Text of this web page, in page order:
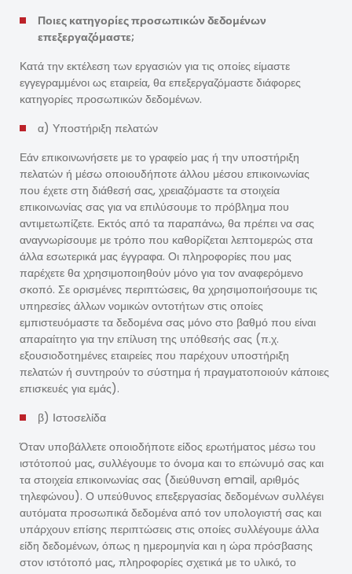
Ποιες κατηγορίες προσωπικών δεδομένων
επεξεργαζόμαστε;
Κατά την εκτέλεση των εργασιών για τις οποίες είμαστε
εγγεγραμμένοι ως εταιρεία, θα επεξεργαζόμαστε διάφορες
κατηγορίες προσωπικών δεδομένων.
α) Υποστήριξη πελατών
Εάν επικοινωνήσετε με το γραφείο μας ή την υποστήριξη
πελατών ή μέσω οποιουδήποτε άλλου μέσου επικοινωνίας
που έχετε στη διάθεσή σας, χρειαζόμαστε τα στοιχεία
επικοινωνίας σας για να επιλύσουμε το πρόβλημα που
αντιμετωπίζετε. Εκτός από τα παραπάνω, θα πρέπει να σας
αναγνωρίσουμε με τρόπο που καθορίζεται λεπτομερώς στα
άλλα εσωτερικά μας έγγραφα. Οι πληροφορίες που μας
παρέχετε θα χρησιμοποιηθούν μόνο για τον αναφερόμενο
σκοπό. Σε ορισμένες περιπτώσεις, θα χρησιμοποιήσουμε τις
υπηρεσίες άλλων νομικών οντοτήτων στις οποίες
εμπιστευόμαστε τα δεδομένα σας μόνο στο βαθμό που είναι
απαραίτητο για την επίλυση της υπόθεσής σας (π.χ.
εξουσιοδοτημένες εταιρείες που παρέχουν υποστήριξη
πελατών ή συντηρούν το σύστημα ή πραγματοποιούν κάποιες
επισκευές για εμάς).
β) Ιστοσελίδα
Όταν υποβάλλετε οποιοδήποτε είδος ερωτήματος μέσω του
ιστότοπού μας, συλλέγουμε το όνομα και το επώνυμό σας και
τα στοιχεία επικοινωνίας σας (διεύθυνση email, αριθμός
τηλεφώνου). Ο υπεύθυνος επεξεργασίας δεδομένων συλλέγει
αυτόματα προσωπικά δεδομένα από τον υπολογιστή σας και
υπάρχουν επίσης περιπτώσεις στις οποίες συλλέγουμε άλλα
είδη δεδομένων, όπως η ημερομηνία και η ώρα πρόσβασης
στον ιστότοπό μας, πληροφορίες σχετικά με το υλικό, το